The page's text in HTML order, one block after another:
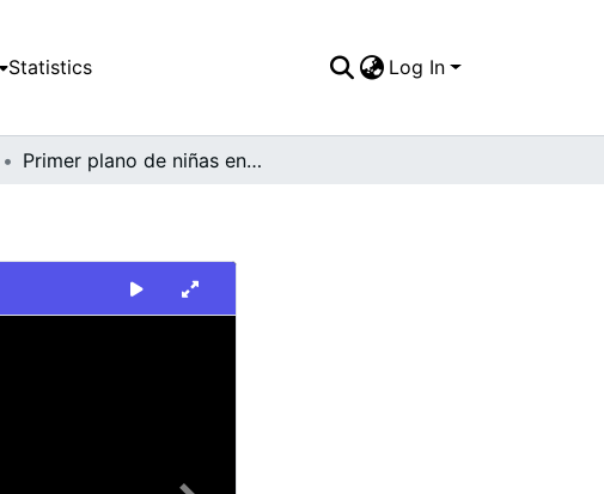
Statistics Log In
Primer plano de niñas en árbol